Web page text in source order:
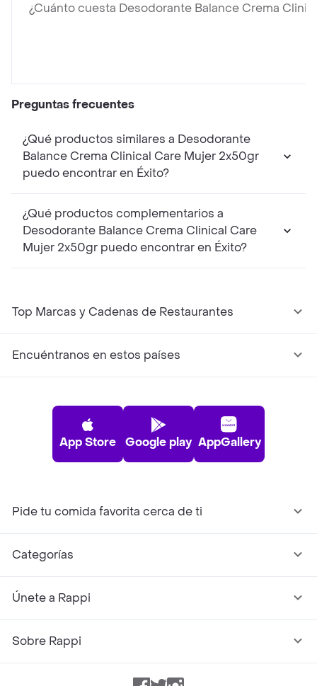
¿Cuánto cuesta Desodorante Balance Crema
Preguntas frecuentes
¿Qué productos similares a Desodorante
Balance Crema Clinical Care Mujer 2x50gr
puedo encontrar en Éxito?
¿Qué productos complementarios a
Desodorante Balance Crema Clinical Care
Mujer 2x50gr puedo encontrar en Éxito?
Top Marcas y Cadenas de Restaurantes
Encuéntranos en estos países
App Store Google play AppGallery
Pide tu comida favorita cerca de ti
Categorías
Únete a Rappi
Sobre Rappi